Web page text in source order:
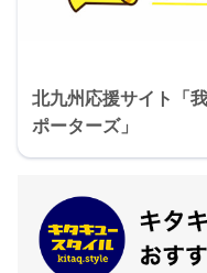
北九州応援サイト「
ポーターズ」